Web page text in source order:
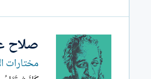
صلاح
مختارات